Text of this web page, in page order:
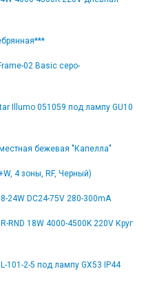
02 Basic серо-
Illumo 051059 под лампу GU10
бежевая "Капелла"
4 зоны, RF, Черный)
24W DC24-75V 280-300mA
RND 18W 4000-4500K 220V Круг
101-2-5 под лампу GX53 IP44